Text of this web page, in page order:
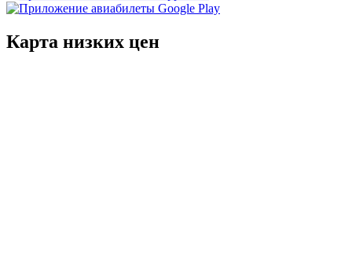
Карта низких цен